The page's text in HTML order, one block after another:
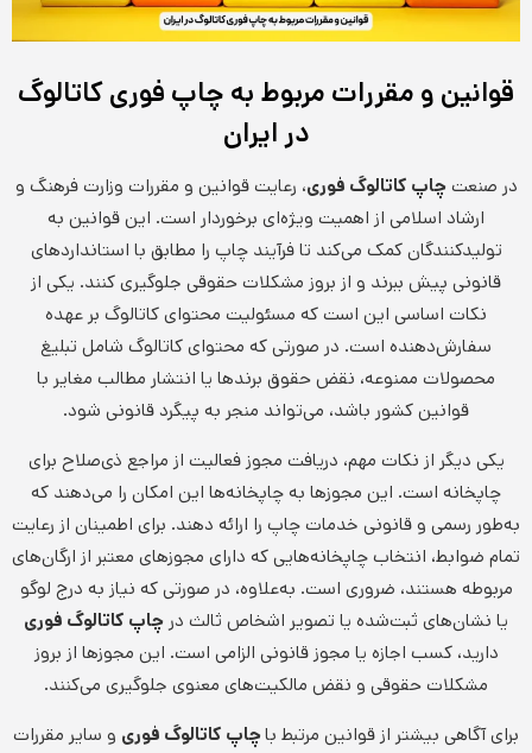
قوانین و مقررات مربوط به چاپ فوری کاتالوگ
در ایران
در صنعتچاپ کاتالوگ فوری، رعایت قوانین و مقررات وزارت فرهنگ و
ارشاد اسلامی از اهمیت ویژه‌ای برخوردار است. این قوانین به
تولیدکنندگان کمک می‌کند تا فرآیند چاپ را مطابق با استانداردهای
قانونی پیش ببرند و از بروز مشکلات حقوقی جلوگیری کنند. یکی از
نکات اساسی این است که مسئولیت محتوای کاتالوگ بر عهده
سفارش‌دهنده است. در صورتی که محتوای کاتالوگ شامل تبلیغ
محصولات ممنوعه، نقض حقوق برندها یا انتشار مطالب مغایر با
قوانین کشور باشد، می‌تواند منجر به پیگرد قانونی شود.
یکی دیگر از نکات مهم، دریافت مجوز فعالیت از مراجع ذی‌صلاح برای
چاپخانه است. این مجوزها به چاپخانه‌ها این امکان را می‌دهند که
به‌طور رسمی و قانونی خدمات چاپ را ارائه دهند. برای اطمینان از رعایت
تمام ضوابط، انتخاب چاپخانه‌هایی که دارای مجوزهای معتبر از ارگان‌های
مربوطه هستند، ضروری است. به‌علاوه، در صورتی که نیاز به درج لوگو
یا نشان‌های ثبت‌شده یا تصویر اشخاص ثالث در چاپ کاتالوگ فوری
دارید، کسب اجازه یا مجوز قانونی الزامی است. این مجوزها از بروز
مشکلات حقوقی و نقض مالکیت‌های معنوی جلوگیری می‌کنند.
برای آگاهی بیشتر از قوانین مرتبط باچاپ کاتالوگ فوری و سایر مقررات